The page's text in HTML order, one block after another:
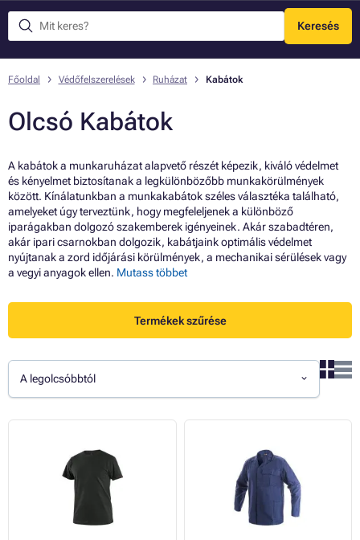
Keresés
Menü
Főoldal Védőfelszerelések Ruházat Kabátok
Olcsó Kabátok
A kabátok a munkaruházat alapvető részét képezik, kiváló védelmet
és kényelmet biztosítanak a legkülönbözőbb munkakörülmények
között. Kínálatunkban a munkakabátok széles választéka található,
amelyeket úgy terveztünk, hogy megfeleljenek a különböző
iparágakban dolgozó szakemberek igényeinek. Akár szabadtéren,
akár ipari csarnokban dolgozik, kabátjaink optimális védelmet
nyújtanak a zord időjárási körülmények, a mechanikai sérülések vagy
a vegyi anyagok ellen. Mutass többet
Termékek szűrése
A legolcsóbbtól